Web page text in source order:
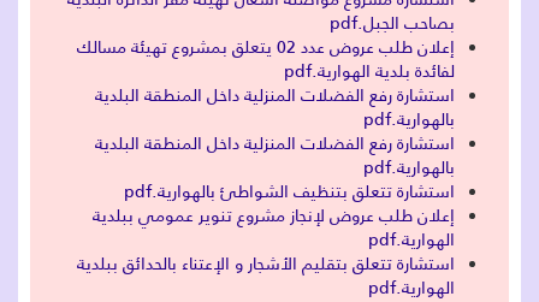
بصاحب الجبل.pdf
إعلان طلب عروض عدد 02 يتعلق بمشروع تهيئة مسالك
لفائدة بلدية الهوارية.pdf
استشارة رفع الفضلات المنزلية داخل المنطقة البلدية
بالهوارية.pdf
استشارة رفع الفضلات المنزلية داخل المنطقة البلدية
بالهوارية.pdf
استشارة تتعلق بتنظيف الشواطئ بالهوارية.pdf
إعلان طلب عروض لإنجاز مشروع تنوير عمومي ببلدية
الهوارية.pdf
استشارة تتعلق بتقليم الأشجار و الإعتناء بالحدائق ببلدية
الهوارية.pdf